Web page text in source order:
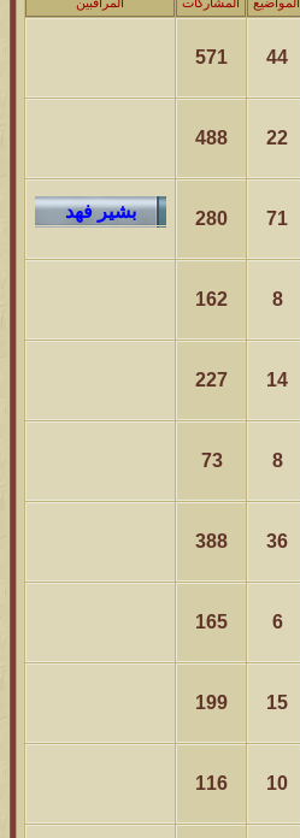
آخر مشاركة
آخر رد:محمد الخضيري
آخر مشاركة
آخر رد:محمد الخضيري
آخر مشاركة
آخر رد: احمد جابر
آخر رد:
44
571
22
488
71
280
8
162
14
227
8
73
36
388
6
165
15
199
10
116